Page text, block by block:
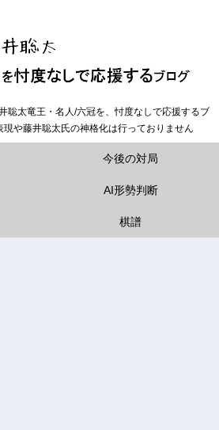
聡太竜王・名人/六冠を、忖度なしで応援するブ
や藤井聡太氏の神格化は行っておりません
今後の対局
AI形勢判断
棋譜